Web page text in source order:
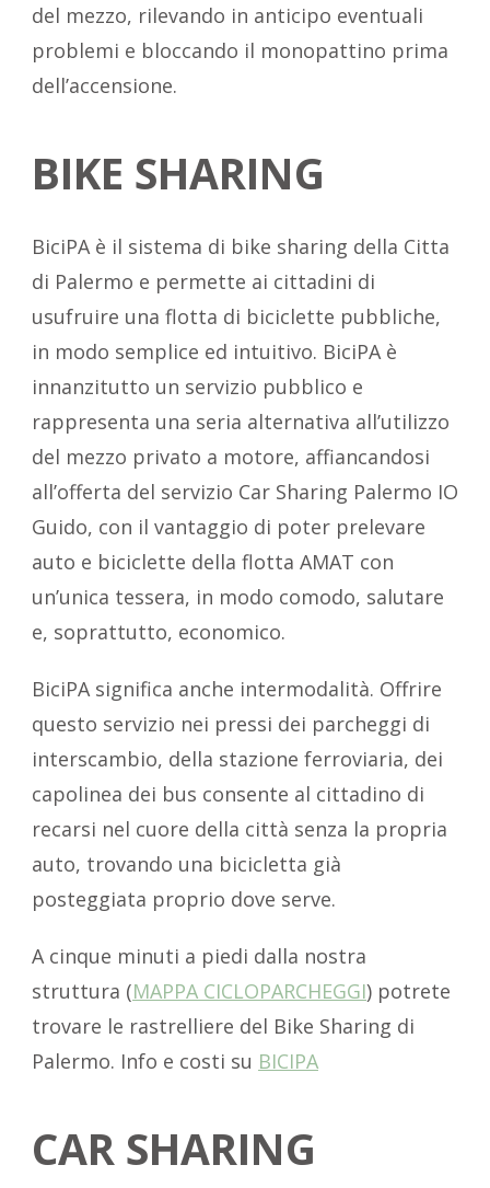
del mezzo, rilevando in anticipo eventuali
problemi e bloccando il monopattino prima
dell’accensione.
BIKE SHARING
BiciPA è il sistema di bike sharing della Citta
di Palermo e permette ai cittadini di
usufruire una flotta di biciclette pubbliche,
in modo semplice ed intuitivo. BiciPA è
innanzitutto un servizio pubblico e
rappresenta una seria alternativa all’utilizzo
del mezzo privato a motore, affiancandosi
all’offerta del servizio Car Sharing Palermo IO
Guido, con il vantaggio di poter prelevare
auto e biciclette della flotta AMAT con
un’unica tessera, in modo comodo, salutare
e, soprattutto, economico.
BiciPA significa anche intermodalità. Offrire
questo servizio nei pressi dei parcheggi di
interscambio, della stazione ferroviaria, dei
capolinea dei bus consente al cittadino di
recarsi nel cuore della città senza la propria
auto, trovando una bicicletta già
posteggiata proprio dove serve.
A cinque minuti a piedi dalla nostra
struttura (MAPPA CICLOPARCHEGGI) potrete
trovare le rastrelliere del Bike Sharing di
Palermo. Info e costi su BICIPA
CAR SHARING